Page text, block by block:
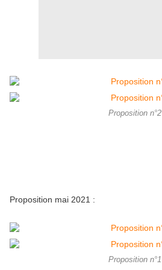
Proposition n°2
Proposition mai 2021 :
Proposition n°1